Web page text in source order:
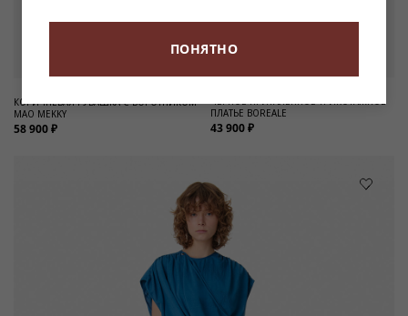
КОРИЧНЕВАЯ РУБАШКА С ВОРОТНИКОМ
МАО MEKKY
58 900 ₽
ПЛАТЬЕ BOREALE
43 900 ₽
ПОНЯТНО